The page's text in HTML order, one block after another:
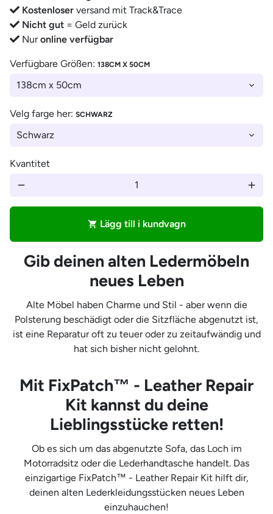
Kostenloser versand mit Track&Trace
Nicht gut = Geld zurück
Nuronline verfügbar
Verfügbare Größen: 138CM X 50CM
Velg farge her: SCHWARZ
Kvantitet
remove add
shopping_cart Lägg till i kundvagn
Gib deinen alten Ledermöbeln
neues Leben
Alte Möbel haben Charme und Stil - aber wenn die
Polsterung beschädigt oder die Sitzfläche abgenutzt ist,
ist eine Reparatur oft zu teuer oder zu zeitaufwändig und
hat sich bisher nicht gelohnt.
Mit FixPatch™ - Leather Repair
Kit kannst du deine
Lieblingsstücke retten!
Ob es sich um das abgenutzte Sofa, das Loch im
Motorradsitz oder die Lederhandtasche handelt. Das
einzigartige FixPatch™ - Leather Repair Kit hilft dir,
deinen alten Lederkleidungsstücken neues Leben
einzuhauchen!